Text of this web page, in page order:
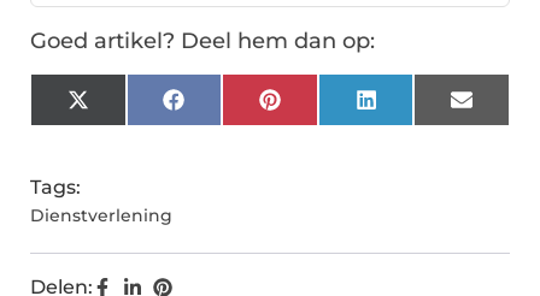
Goed artikel? Deel hem dan op:
X
(Twitter)
FacebookPinterestLinkedIn Email
Tags:
Dienstverlening
Delen: